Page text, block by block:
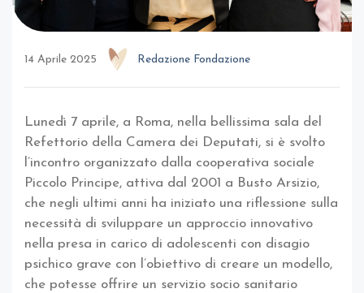
14 Aprile 2025 Redazione Fondazione
Lunedì 7 aprile, a Roma, nella bellissima sala del
Refettorio della Camera dei Deputati, si è svolto
l’incontro organizzato dalla cooperativa sociale
Piccolo Principe, attiva dal 2001 a Busto Arsizio,
che negli ultimi anni ha iniziato una riflessione sulla
necessità di sviluppare un approccio innovativo
nella presa in carico di adolescenti con disagio
psichico grave con l’obiettivo di creare un modello,
che potesse offrire un servizio socio sanitario